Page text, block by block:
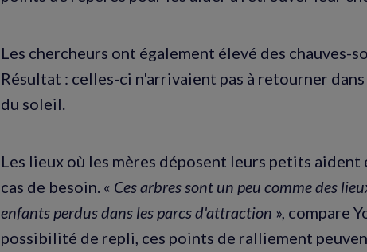
Les chercheurs ont également élevé des chauves-
Résultat : celles-ci n'arrivaient pas à retourner
du soleil.
Les lieux où les mères déposent leurs petits
cas de besoin. « Ces arbres sont un peu comme des
enfants perdus dans les parcs d'attraction », compare
possibilité de repli, ces points de ralliement